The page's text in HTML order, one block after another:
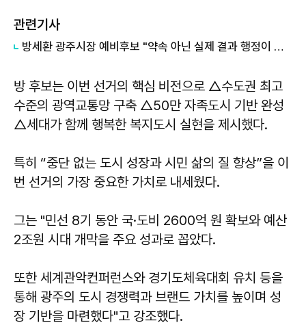
관련기사
방세환 광주시장 예비후보 "약속 아닌 실제 결과 행정이 중요"
방 후보는 이번 선거의 핵심 비전으로 △수도권 최고
수준의 광역교통망 구축 △50만 자족도시 기반 완성
△세대가 함께 행복한 복지도시 실현을 제시했다.
특히 “중단 없는 도시 성장과 시민 삶의 질 향상”을 이
번 선거의 가장 중요한 가치로 내세웠다.
그는 "민선 8기 동안 국·도비 2600억 원 확보와 예산
2조원 시대 개막을 주요 성과로 꼽았다.
또한 세계관악컨퍼런스와 경기도체육대회 유치 등을
통해 광주의 도시 경쟁력과 브랜드 가치를 높이며 성
장 기반을 마련했다"고 강조했다.